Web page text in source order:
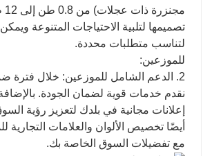
تصميمها لتلبية الاحتياجات المتنوعة
لتناسب متطلبات محددة.
للموزعين:
2. الدعم الشامل للموزعين: خلال فترة
نقدم خدمات قوية لضمان الجودة.
إعلانات مجانية في بلدك لتعزيز رؤية
أيضًا تخصيص الألوان والعلامات التجارية
مع تفضيلات السوق الخاصة بك.